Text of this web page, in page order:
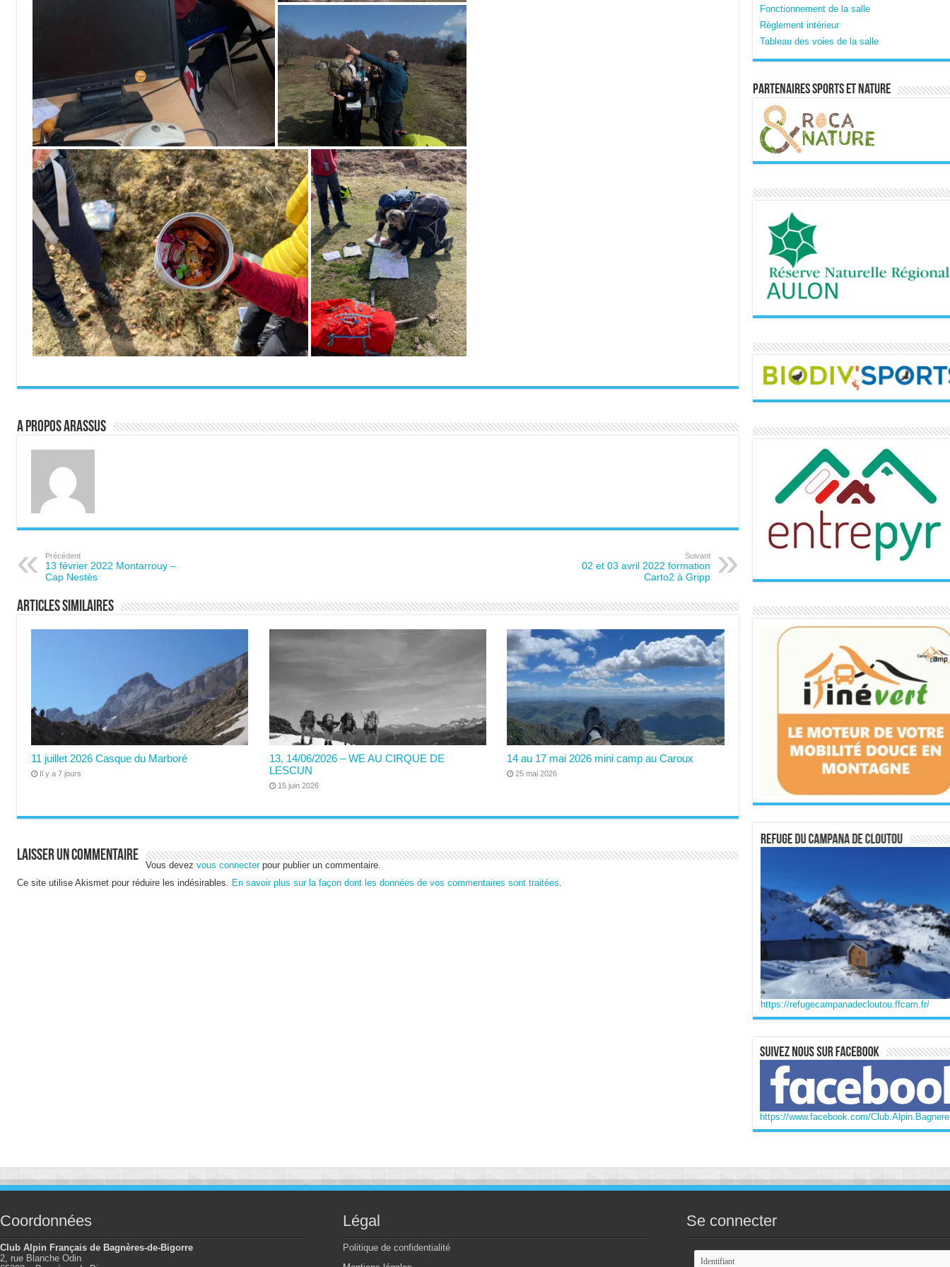
A propos ARASSUS
Précédent
13 février 2022 Montarrouy –
Cap Nestès
Suivant
02 et 03 avril 2022 formation
Carto2 à Gripp
Articles similaires
11 juillet 2026 Casque du Marboré
Il y a 7 jours
13, 14/06/2026 – WE AU CIRQUE DE
LESCUN
15 juin 2026
14 au 17 mai 2026 mini camp au Caroux
25 mai 2026
Laisser un commentaire
Vous devez vous connecterpour publier un commentaire.
Ce site utilise Akismet pour réduire les indésirables. En savoir plus sur la façon dont les données de vos commentaires sont traitées
Fonctionnement de la salle
Règlement intérieur
Tableau des voies de la salle
Partenaires sports et nature
https://refugecampanadecloutou.ffcam.fr/
https://www.facebook.com/
Coordonnées
Club Alpin Français de Bagnères-de-Bigorre
2, rue Blanche Odin
Légal
Politique de confidentialité
Se connecter